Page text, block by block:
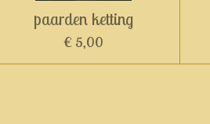
paarden ketting
€ 5,00